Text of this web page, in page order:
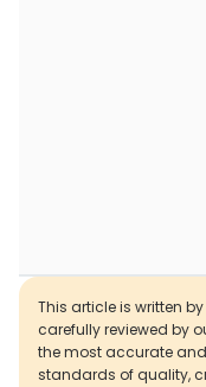
This article is written
carefully reviewed by
the most accurate
standards of quality,